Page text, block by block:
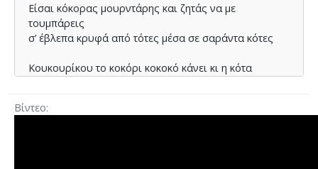
Είσαι κόκορας µουρντάρης και ζητάς να µε
τουµπάρεις
σ’ έβλεπα κρυφά από τότες µέσα σε σαράντα κότες
Κουκουρίκου το κοκόρι κοκοκό κάνει κι η κότα
Κότα µου θα µε τρελάνεις κακαρίσµατα µου κάνεις
Βίντεο